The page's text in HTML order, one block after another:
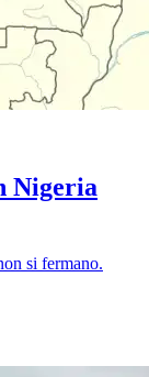
Nigeria
si fermano.